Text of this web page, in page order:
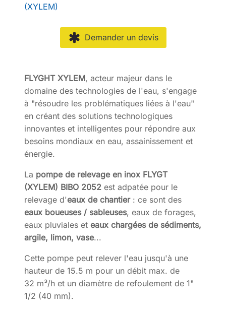
(XYLEM)
Demander un devis
FLYGHT XYLEM, acteur majeur dans le
domaine des technologies de l'eau, s'engage
à "résoudre les problématiques liées à l'eau"
en créant des solutions technologiques
innovantes et intelligentes pour répondre aux
besoins mondiaux en eau, assainissement et
énergie.
La pompe de relevage en inox FLYGT
(XYLEM) BIBO 2052 est adpatée pour le
relevage d'eaux de chantier: ce sont des
eaux boueuses / sableuses, eaux de forages,
eaux pluviales et eaux chargées de sédiments,
argile, limon, vase...
Cette pompe peut relever l'eau jusqu'à une
hauteur de 15.5 m pour un débit max. de
32 m³/h et un diamètre de refoulement de 1"
1/2 (40 mm).